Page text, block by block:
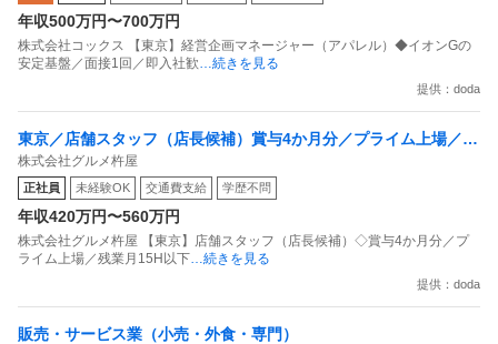
年収500万円〜700万円
株式会社コックス 【東京】経営企画マネージャー（アパレル）◆イオンGの
安定基盤／面接1回／即入社歓 …続きを見る
提供：doda
東京／店舗スタッフ（店長候補）賞与4か月分／プライム上場／残
業月15H以下／新店オープン多数
株式会社グルメ杵屋
正社員 未経験OK 交通費支給 学歴不問
年収420万円〜560万円
株式会社グルメ杵屋 【東京】店舗スタッフ（店長候補）◇賞与4か月分／プ
ライム上場／残業月15H以下 …続きを見る
提供：doda
販売・サービス業（小売・外食・専門）